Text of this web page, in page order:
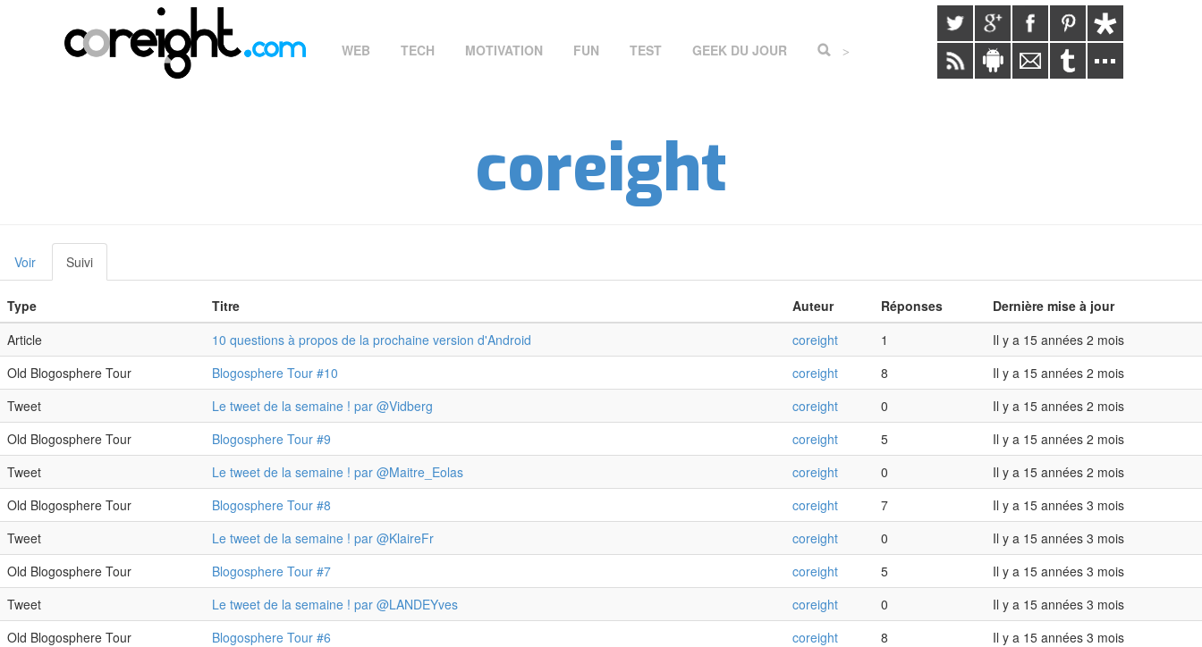
WEB TECH MOTIVATION FUN TEST GEEK DU JOUR >
coreight
Onglets
principaux
Voir Suivi
actif)
Type
Titre Auteur Réponses
Dernière mise à jour
Article
10 questions à propos de la prochaine version d'Android coreight 1
Il y a 15 années 2 mois
Old Blogosphere Tour
Blogosphere Tour #10 coreight 8
Il y a 15 années 2 mois
Tweet
Le tweet de la semaine ! par @Vidberg coreight 0
Il y a 15 années 2 mois
Old Blogosphere Tour
Blogosphere Tour #9 coreight 5
Il y a 15 années 2 mois
Tweet
Le tweet de la semaine ! par @Maitre_Eolas coreight 0
Il y a 15 années 2 mois
Old Blogosphere Tour
Blogosphere Tour #8 coreight 7
Il y a 15 années 3 mois
Tweet
Le tweet de la semaine ! par @KlaireFr coreight 0
Il y a 15 années 3 mois
Old Blogosphere Tour
Blogosphere Tour #7 coreight 5
Il y a 15 années 3 mois
Tweet
Le tweet de la semaine ! par @LANDEYves coreight 0
Il y a 15 années 3 mois
Old Blogosphere Tour
Blogosphere Tour #6 coreight 8
Il y a 15 années 3 mois